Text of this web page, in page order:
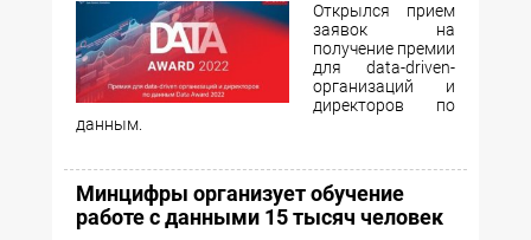
Открылся прием
заявок на
получение премии
для data-driven-
организаций и
директоров по
данным.
Минцифры организует обучение
работе с данными 15 тысяч человек